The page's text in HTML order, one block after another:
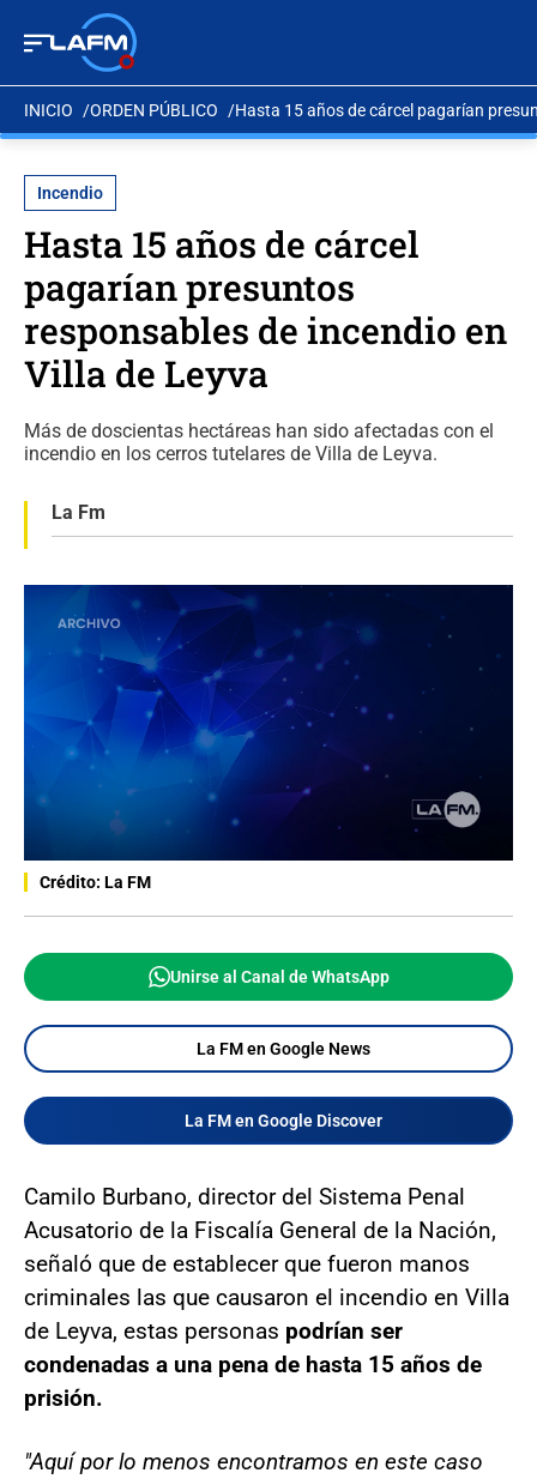
INICIO ORDEN PÚBLICO Hasta 15 años de cárcel pagarían
Incendio
Hasta 15 años de cárcel
pagarían presuntos
responsables de incendio en
Villa de Leyva
Más de doscientas hectáreas han sido afectadas con el
incendio en los cerros tutelares de Villa de Leyva.
La Fm
Crédito: La FM
Unirse al Canal de WhatsApp
La FM en Google News
La FM en Google Discover
Camilo Burbano, director del Sistema Penal
Acusatorio de la Fiscalía General de la Nación,
señaló que de establecer que fueron manos
criminales las que causaron el incendio en Villa
de Leyva, estas personas podrían ser
condenadas a una pena de hasta 15 años de
prisión.
"Aquí por lo menos encontramos en este caso